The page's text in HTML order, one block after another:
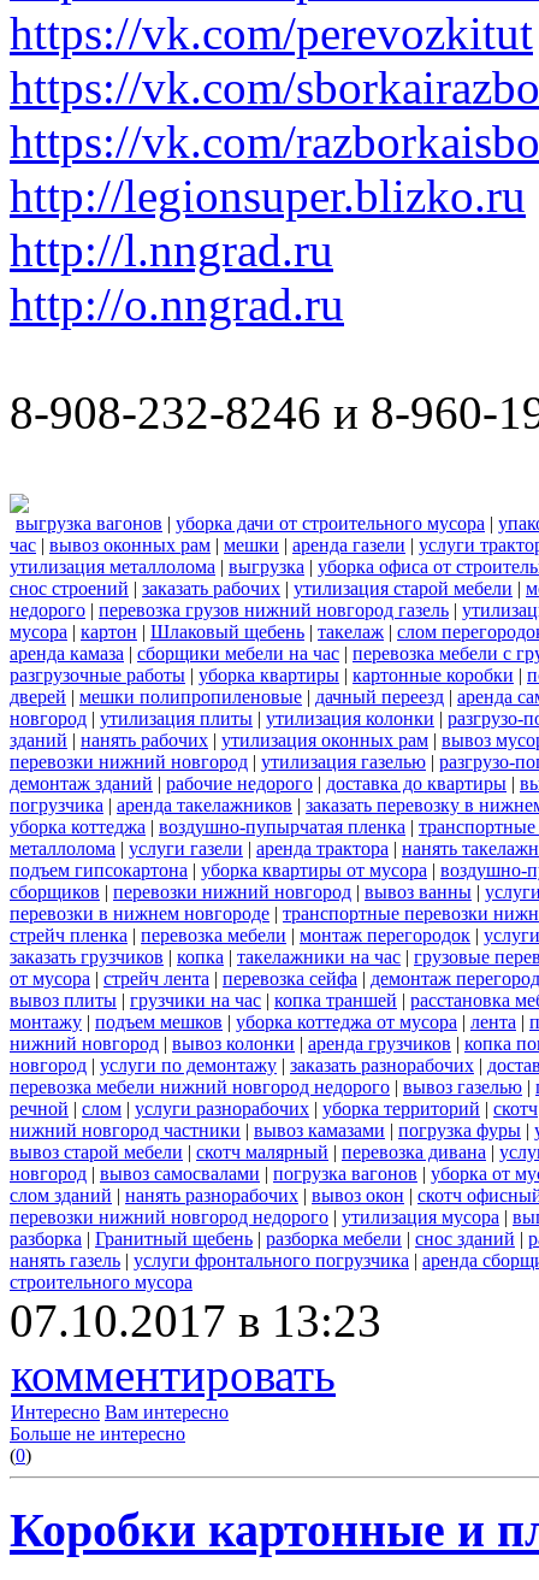
https://vk.com/perevozkitut
https://vk.com/
https://vk.com/
http://legionsuper.blizko.ru
http://l.nngrad.ru
http://o.nngrad.ru
8-908-232-8246 и 8-960-
выгрузка вагонов | уборка дачи от строительного мусора |
час | вывоз оконных рам | мешки | аренда газели | услуги
утилизация металлолома | выгрузка | уборка офиса от
снос строений | заказать рабочих | утилизация старой мебели |
недорого | перевозка грузов нижний новгород газель |
мусора | картон | Шлаковый щебень | такелаж | слом
аренда камаза | сборщики мебели на час | перевозка мебели с
разгрузочные работы | уборка квартиры | картонные коробки |
дверей | мешки полипропиленовые | дачный переезд | аренда
новгород | утилизация плиты | утилизация колонки | разгрузо-
зданий | нанять рабочих | утилизация оконных рам | вывоз
перевозки нижний новгород | утилизация газелью | разгрузо-
демонтаж зданий | рабочие недорого | доставка до квартиры |
погрузчика | аренда такелажников | заказать перевозку в
уборка коттеджа | воздушно-пупырчатая пленка | транспортные
металлолома | услуги газели | аренда трактора | нанять
подъем гипсокартона | уборка квартиры от мусора | воздушно-
сборщиков | перевозки нижний новгород | вывоз ванны |
перевозки в нижнем новгороде | транспортные перевозки
стрейч пленка | перевозка мебели | монтаж перегородок |
заказать грузчиков | копка | такелажники на час | грузовые
от мусора | стрейч лента | перевозка сейфа | демонтаж
вывоз плиты | грузчики на час | копка траншей | расстановка
монтажу | подъем мешков | уборка коттеджа от мусора | лента |
нижний новгород | вывоз колонки | аренда грузчиков | копка
новгород | услуги по демонтажу | заказать разнорабочих |
перевозка мебели нижний новгород недорого | вывоз газелью |
речной | слом | услуги разнорабочих | уборка территорий | скотч
нижний новгород частники | вывоз камазами | погрузка фуры |
вывоз старой мебели | скотч малярный | перевозка дивана |
новгород | вывоз самосвалами | погрузка вагонов | уборка от
слом зданий | нанять разнорабочих | вывоз окон | скотч
перевозки нижний новгород недорого | утилизация мусора |
разборка | Гранитный щебень | разборка мебели | снос зданий |
нанять газель | услуги фронтального погрузчика | аренда
строительного мусора
07.10.2017 в 13:23
комментировать
Интересно Вам интересно
Больше не интересно
(0)
Коробки картонные и